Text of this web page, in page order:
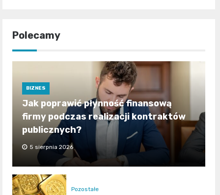
Polecamy
BIZNES
Jak poprawić płynność finansową
firmy podczas realizacji kontraktów
publicznych?
5 sierpnia 2026
Pozostałe